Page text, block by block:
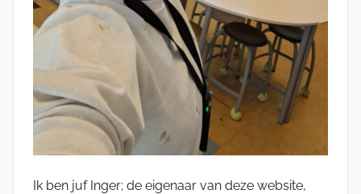
Ik ben juf Inger; de eigenaar van deze website,